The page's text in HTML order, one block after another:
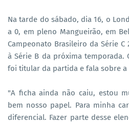
Na tarde do sábado, dia 16, o
a 0, em pleno Mangueirão, em
Campeonato Brasileiro da Série
à Série B da próxima temporada.
foi titular da partida e fala sobre a
"A ficha ainda não caiu, estou
bem nosso papel. Para minha
diferencial. Fazer parte desse